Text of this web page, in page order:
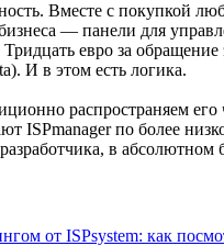
Вместе с покупкой
— панели для
евро за
И в этом есть логика.
распространяем
ISPmanager по более
в
от ISPsystem: как